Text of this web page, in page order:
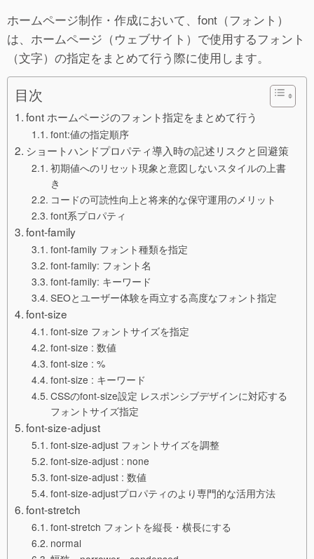
ホームページ制作・作成において、font（フォント）
は、ホームページ（ウェブサイト）で使用するフォント
（文字）の指定をまとめて行う際に使用します。
目次
font ホームページのフォント指定をまとめて行う
font:値の指定順序
ショートハンドプロパティ導入時の記述リスクと回避策
初期値へのリセット現象と意図しないスタイルの上書
き
コードの可読性向上と将来的な保守運用のメリット
font系プロパティ
font-family
font-family フォント種類を指定
font-family: フォント名
font-family: キーワード
SEOとユーザー体験を両立する高度なフォント指定
font-size
font-size フォントサイズを指定
font-size : 数値
font-size : %
font-size : キーワード
CSSのfont-size設定 レスポンシブデザインに対応する
フォントサイズ指定
font-size-adjust
font-size-adjust フォントサイズを調整
font-size-adjust : none
font-size-adjust : 数値
font-size-adjustプロパティのより専門的な活用方法
font-stretch
font-stretch フォントを縦長・横長にする
normal